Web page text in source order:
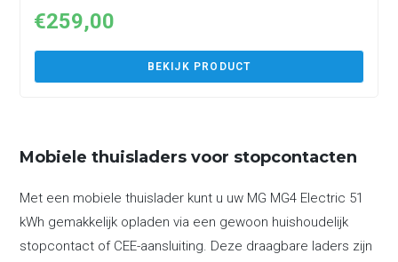
€259,00
BEKIJK PRODUCT
Mobiele thuisladers voor stopcontacten
Met een mobiele thuislader kunt u uw MG MG4 Electric 51
kWh gemakkelijk opladen via een gewoon huishoudelijk
stopcontact of CEE-aansluiting. Deze draagbare laders zijn